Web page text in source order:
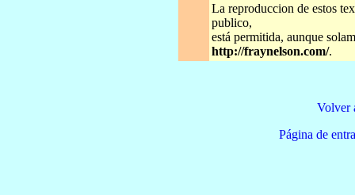
La reproduccion de estos
publico,
está permitida, aunque
http://fraynelson.com/.
Volver
Página de